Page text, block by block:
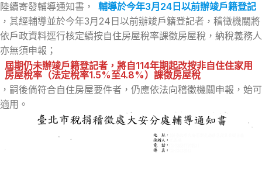
陸續寄發輔導通知書，
輔導於今年3月24日以前辦竣戶籍登記
，其經輔導並於今年3月24日以前辦竣戶籍登記者，稽徵機關將
依戶政資料逕行核定續按自住房屋稅率課徵房屋稅，納稅義務人
亦無須申報；
屆期仍未辦竣戶籍登記者，將自114年期起改按非自住住家用
房屋稅率（法定稅率1.5%至4.8%）課徵房屋稅
，嗣後倘符合自住房屋要件者，仍應依法向稽徵機關申報，始可
適用。